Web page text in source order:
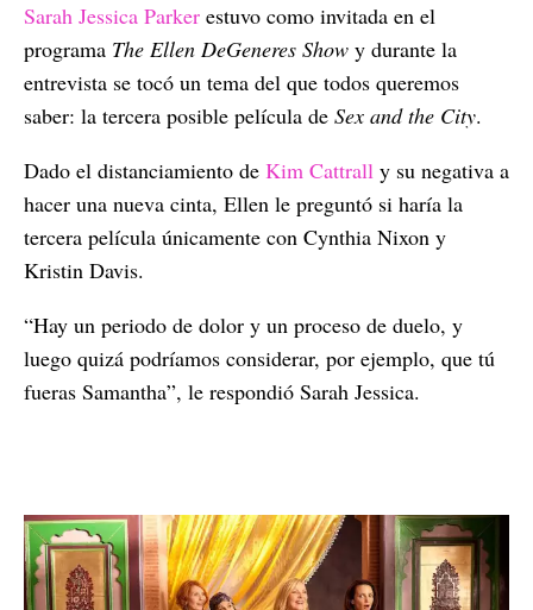
Sarah Jessica Parker estuvo como invitada en el
programa The Ellen DeGeneres Show y durante la
entrevista se tocó un tema del que todos queremos
saber: la tercera posible película de Sex and the City.
Dado el distanciamiento de Kim Cattrall y su negativa a
hacer una nueva cinta, Ellen le preguntó si haría la
tercera película únicamente con Cynthia Nixon y
Kristin Davis.
“Hay un periodo de dolor y un proceso de duelo, y
luego quizá podríamos considerar, por ejemplo, que tú
fueras Samantha”, le respondió Sarah Jessica.